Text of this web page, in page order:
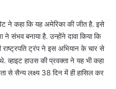
ने कहा कि यह अमेरिका की जीत है. इसे
ने संभव बनाया है. उन्होंने दावा किया कि
ट्रंप ने इस अभियान के चार से
हाउस की प्रवक्ता ने यह भी कहा
से सैन्य लक्ष्य 38 दिन में ही हासिल कर